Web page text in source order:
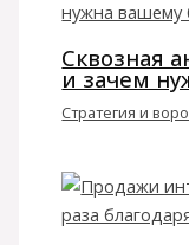
Сквозная
и зачем
Стратегия и